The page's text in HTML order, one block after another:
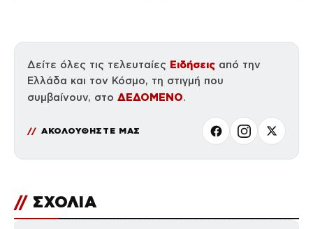
Δείτε όλες τις τελευταίες Ειδήσεις από την
Ελλάδα και τον Κόσμο, τη στιγμή που
συμβαίνουν, στο ΔΕΔΟΜΕΝΟ.
ΑΚΟΛΟΥΘΗΣΤΕ ΜΑΣ
// ΣΧΟΛΙΑ